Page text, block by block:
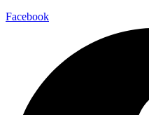
Facebook